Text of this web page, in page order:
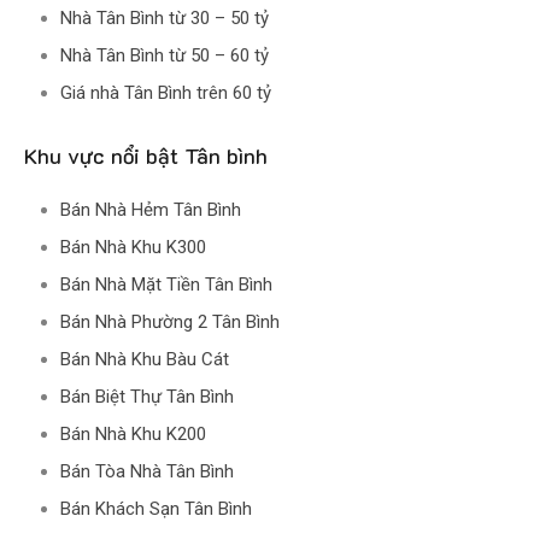
Nhà Tân Bình từ 30 – 50 tỷ
Nhà Tân Bình từ 50 – 60 tỷ
Giá nhà Tân Bình trên 60 tỷ
Khu vực nổi bật Tân bình
Bán Nhà Hẻm Tân Bình
Bán Nhà Khu K300
Bán Nhà Mặt Tiền Tân Bình
Bán Nhà Phường 2 Tân Bình
Bán Nhà Khu Bàu Cát
Bán Biệt Thự Tân Bình
Bán Nhà Khu K200
Bán Tòa Nhà Tân Bình
Bán Khách Sạn Tân Bình